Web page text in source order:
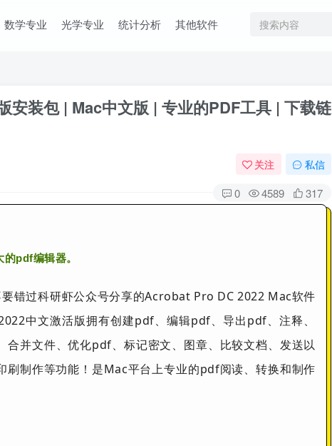
数学专业 光学专业 统计分析 其他软件
装包 | Mac中文版 | 专业的PDF工具 | 下载链
关注 私信
0 4589 317
pdf编辑器。
错过科研虾公众号分享的Acrobat Pro DC 2022 Mac软件
中文激活版拥有创建pdf、编辑pdf、导出pdf、注释、
合并文件、优化pdf、标记密文、图章、比较文档、发送以
刷制作等功能！是Mac平台上专业的pdf阅读、转换和制作